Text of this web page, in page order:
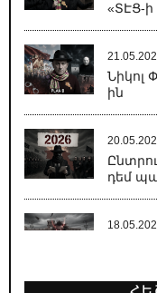
«ՏԷՑ-ի
Նիկոլ
ին
դեմ